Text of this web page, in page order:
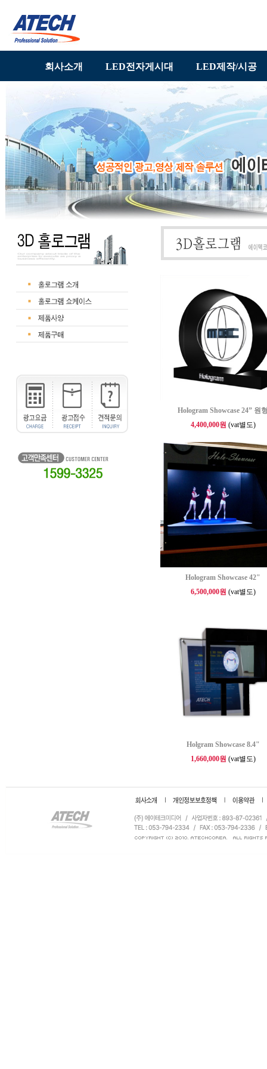
회사소개 LED전자게시대 LED제작/시공
Hologram Showcase 24” 원
4,400,000원 (vat별도)
Hologram Showcase 42"
6,500,000원 (vat별도)
Holgram Showcase 8.4"
1,660,000원 (vat별도)